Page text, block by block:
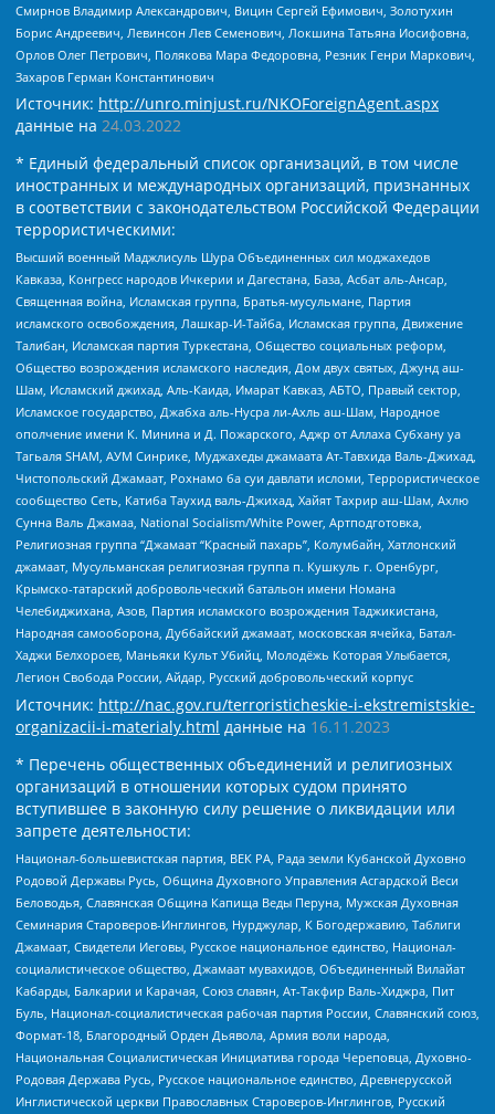
Смирнов Владимир Александрович, Вицин Сергей Ефимович, Золотухин
Борис Андреевич, Левинсон Лев Семенович, Локшина Татьяна Иосифовна,
Орлов Олег Петрович, Полякова Мара Федоровна, Резник Генри Маркович,
Захаров Герман Константинович
Источник: http://unro.minjust.ru/NKOForeignAgent.aspx
данные на 24.03.2022
* Единый федеральный список организаций, в том числе
иностранных и международных организаций, признанных
в соответствии с законодательством Российской Федерации
террористическими:
Высший военный Маджлисуль Шура Объединенных сил моджахедов
Кавказа, Конгресс народов Ичкерии и Дагестана, База, Асбат аль-Ансар,
Священная война, Исламская группа, Братья-мусульмане, Партия
исламского освобождения, Лашкар-И-Тайба, Исламская группа, Движение
Талибан, Исламская партия Туркестана, Общество социальных реформ,
Общество возрождения исламского наследия, Дом двух святых, Джунд аш-
Шам, Исламский джихад, Аль-Каида, Имарат Кавказ, АБТО, Правый сектор,
Исламское государство, Джабха аль-Нусра ли-Ахль аш-Шам, Народное
ополчение имени К. Минина и Д. Пожарского, Аджр от Аллаха Субхану уа
Тагьаля SHAM, АУМ Синрике, Муджахеды джамаата Ат-Тавхида Валь-Джихад,
Чистопольский Джамаат, Рохнамо ба суи давлати исломи, Террористическое
сообщество Сеть, Катиба Таухид валь-Джихад, Хайят Тахрир аш-Шам, Ахлю
Сунна Валь Джамаа, National Socialism/White Power, Артподготовка,
Религиозная группа “Джамаат “Красный пахарь”, Колумбайн, Хатлонский
джамаат, Мусульманская религиозная группа п. Кушкуль г. Оренбург,
Крымско-татарский добровольческий батальон имени Номана
Челебиджихана, Азов, Партия исламского возрождения Таджикистана,
Народная самооборона, Дуббайский джамаат, московская ячейка, Батал-
Хаджи Белхороев, Маньяки Культ Убийц, Молодёжь Которая Улыбается,
Легион Свобода России, Айдар, Русский добровольческий корпус
Источник: http://nac.gov.ru/terroristicheskie-i-ekstremistskie-
organizacii-i-materialy.html данные на 16.11.2023
* Перечень общественных объединений и религиозных
организаций в отношении которых судом принято
вступившее в законную силу решение о ликвидации или
запрете деятельности:
Национал-большевистская партия, ВЕК РА, Рада земли Кубанской Духовно
Родовой Державы Русь, Община Духовного Управления Асгардской Веси
Беловодья, Славянская Община Капища Веды Перуна, Мужская Духовная
Семинария Староверов-Инглингов, Нурджулар, К Богодержавию, Таблиги
Джамаат, Свидетели Иеговы, Русское национальное единство, Национал-
социалистическое общество, Джамаат мувахидов, Объединенный Вилайат
Кабарды, Балкарии и Карачая, Союз славян, Ат-Такфир Валь-Хиджра, Пит
Буль, Национал-социалистическая рабочая партия России, Славянский союз,
Формат-18, Благородный Орден Дьявола, Армия воли народа,
Национальная Социалистическая Инициатива города Череповца, Духовно-
Родовая Держава Русь, Русское национальное единство, Древнерусской
Инглистической церкви Православных Староверов-Инглингов, Русский